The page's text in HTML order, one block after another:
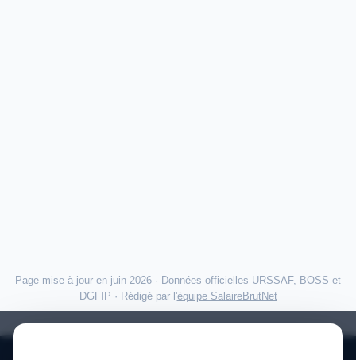
Page mise à jour en juin 2026 · Données officielles URSSAF, BOSS et
DGFIP · Rédigé par l'équipe SalaireBrutNet